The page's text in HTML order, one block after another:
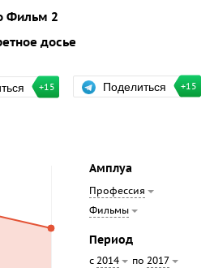
Фильм 2
досье
+15 Поделиться +15
Амплуа
Профессия
Фильмы
Период
с 2014 по 2017